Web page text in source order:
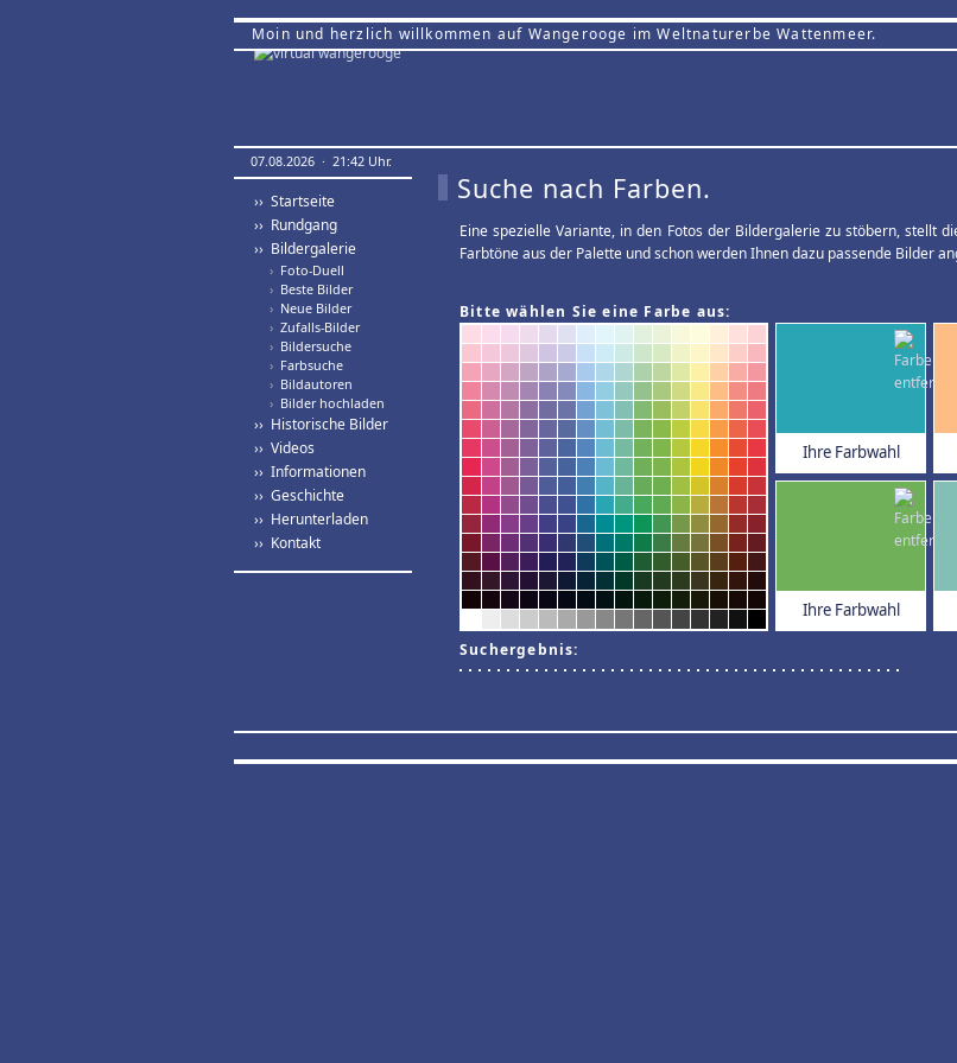
Moin und herzlich willkommen auf Wangerooge im Weltnaturerbe Wattenmeer.
07.08.2026 · 21:42 Uhr.
›› Startseite
›› Rundgang
›› Bildergalerie
› Foto-Duell
› Beste Bilder
› Neue Bilder
› Zufalls-Bilder
› Bildersuche
› Farbsuche
› Bildautoren
› Bilder hochladen
›› Historische Bilder
›› Videos
›› Informationen
›› Geschichte
›› Herunterladen
›› Kontakt
Suche nach Farben.
Eine spezielle Variante, in den Fotos der Bildergalerie zu stöbern, stellt
Farbtöne aus der Palette und schon werden Ihnen dazu passende Bilder
Bitte wählen Sie eine Farbe aus:
Ihre Farbwahl
Ihre Farbwahl
Suchergebnis: